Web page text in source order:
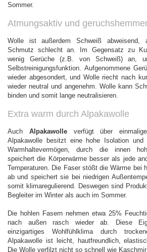
Sommer.
Atmungsaktiv und
Wolle ist außerdem Schweiß abweisend,
Schmutz schlecht an. Im Gegensatz zu
wenig Gerüche (z.B. von Schweiß) an,
Selbstreinigungsfunktion. Aufgenommene
wieder abgesondert, und Wolle riecht nach
wieder neutral und angenehm. Wolle kann
binden und somit lange neutralisieren.
Extra warm durch Alpakawolle
Auch Alpakawolleverfügt über einmalige
Alpakawolle besitzt eine hohe Isolation
Warmhaltevermögen, durch die innen
speichert die Körperwärme besser als jede
Temperaturen. Die Faser stößt die Wärme bei
ab und speichert sie bei niedrigen
somit klimaregulierend. Deswegen sind
Begleiter im Winter als auch im Sommer.
Die hohlen Fasern nehmen etwa 25%
nach außen rasch wieder ab. Diese
einzigartiges Wohlfühlklima durch
Alpakawolle ist leicht, hautfreundlich,
Die Wolle verfilzt nicht so schnell wie Kaschmir